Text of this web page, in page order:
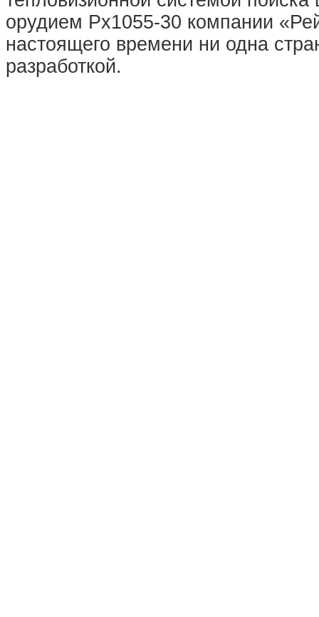
орудием Рх1055-30 компании
настоящего времени ни одна
разработкой.